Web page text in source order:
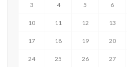
3 4 5 6
10 11 12 13
17 18 19 20
24 25 26 27